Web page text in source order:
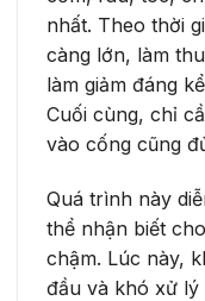
nhất. Theo thời
càng lớn, làm
làm giảm đáng
Cuối cùng, chỉ
vào cống cũng
Quá trình này
thể nhận biết
chậm. Lúc này,
đầu và khó xử lý